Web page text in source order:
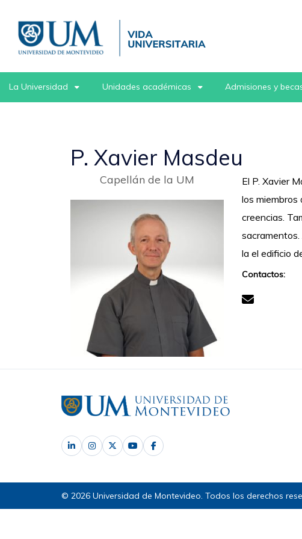
contenido
principal
La Universidad Unidades académicas Admisiones y
P. Xavier Masdeu
Capellán de la UM
El P. Xavier
los miembros
creencias.
la el edificio
Contactos:
© 2026 Universidad de Montevideo. Todos los derechos